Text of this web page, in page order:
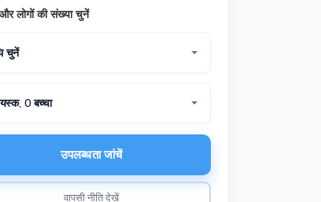
लोगों की संख्या चुनें
चुनें
0 बच्चा
उपलब्धता जांचें
वापसी नीति देखें